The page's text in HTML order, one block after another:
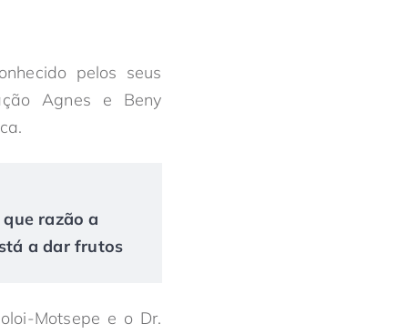
pelos seus
Agnes e Beny
razão a
a dar frutos
Motsepe e o Dr.